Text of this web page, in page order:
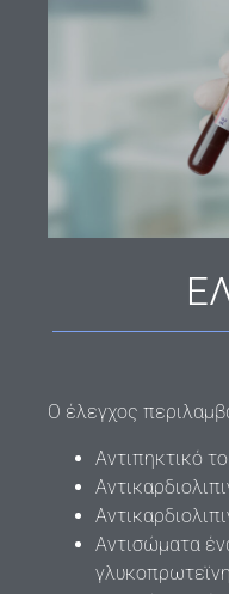
Ο έλεγχος
Αντιπηκτικό
Αντισώματα